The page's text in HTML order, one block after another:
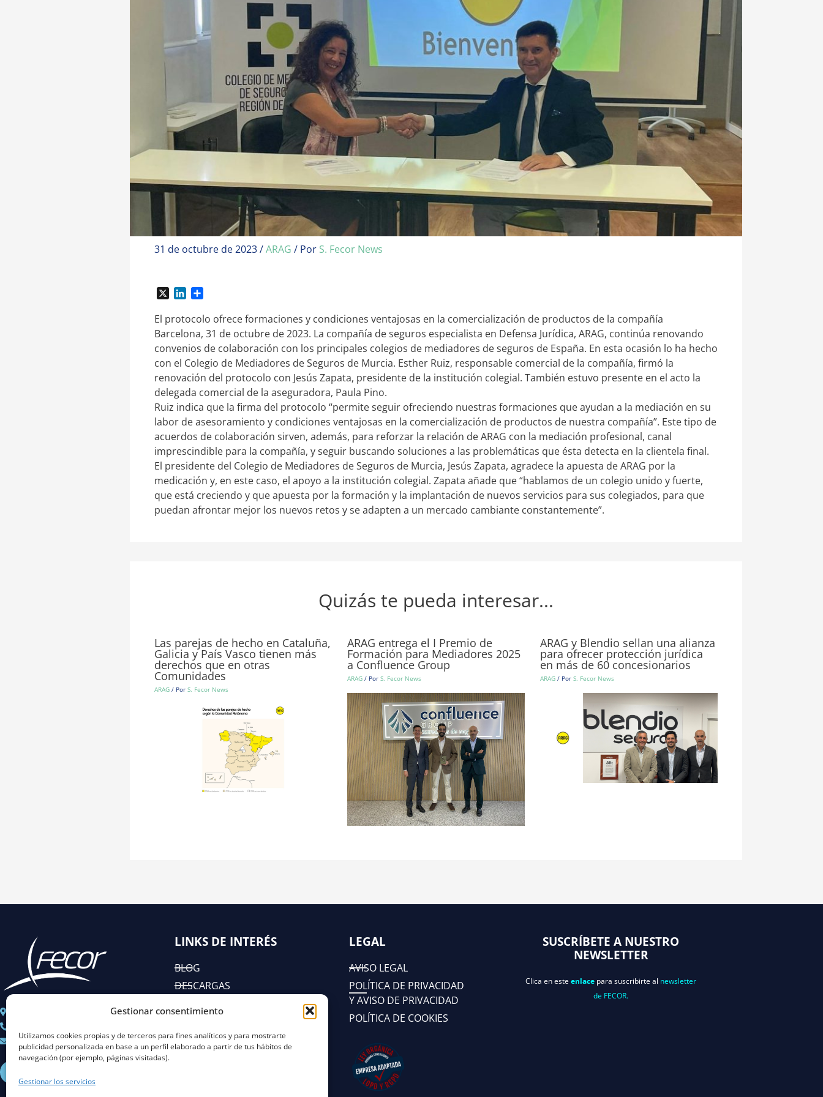
Gestionar consentimiento
Utilizamos cookies propias y de terceros para fines analíticos y para mostrarte
publicidad personalizada en base a un perfil elaborado a partir de tus hábitos de
navegación (por ejemplo, páginas visitadas).
Gestionar los servicios
31 de octubre de 2023/ARAG / Por S. Fecor News
n
k
e
d
I
n
m
p
a
r
t
i
r
El protocolo ofrece formaciones y condiciones ventajosas en la comercialización de productos de la compañía
Barcelona, 31 de octubre de 2023. La compañía de seguros especialista en Defensa Jurídica, ARAG, continúa renovando
convenios de colaboración con los principales colegios de mediadores de seguros de España. En esta ocasión lo ha hecho
con el Colegio de Mediadores de Seguros de Murcia. Esther Ruiz, responsable comercial de la compañía, firmó la
renovación del protocolo con Jesús Zapata, presidente de la institución colegial. También estuvo presente en el acto la
delegada comercial de la aseguradora, Paula Pino.
Ruiz indica que la firma del protocolo “permite seguir ofreciendo nuestras formaciones que ayudan a la mediación en su
labor de asesoramiento y condiciones ventajosas en la comercialización de productos de nuestra compañía”. Este tipo de
acuerdos de colaboración sirven, además, para reforzar la relación de ARAG con la mediación profesional, canal
imprescindible para la compañía, y seguir buscando soluciones a las problemáticas que ésta detecta en la clientela final.
El presidente del Colegio de Mediadores de Seguros de Murcia, Jesús Zapata, agradece la apuesta de ARAG por la
medicación y, en este caso, el apoyo a la institución colegial. Zapata añade que “hablamos de un colegio unido y fuerte,
que está creciendo y que apuesta por la formación y la implantación de nuevos servicios para sus colegiados, para que
puedan afrontar mejor los nuevos retos y se adapten a un mercado cambiante constantemente”.
Quizás te pueda interesar...
Las parejas de hecho en Cataluña,
Galicia y País Vasco tienen más
derechos que en otras
Comunidades
ARAG / Por S. Fecor News
ARAG entrega el I Premio de
Formación para Mediadores 2025
a Confluence Group
ARAG / Por S. Fecor News
ARAG y Blendio sellan una alianza
para ofrecer protección jurídica
en más de 60 concesionarios
ARAG / Por S. Fecor News
C/ José Abascal n° 44, 1°
Coordinacion@fecor.es
I
s
Y
u
X
LINKS DE INTERÉS
BLOG
DESCARGAS
LEGAL
AVISO LEGAL
POLÍTICA DE PRIVACIDAD
Y AVISO DE PRIVACIDAD
POLÍTICA DE COOKIES
SUSCRÍBETE A NUESTRO
NEWSLETTER
Clica en este enlace para suscribirte al newsletter
de FECOR.